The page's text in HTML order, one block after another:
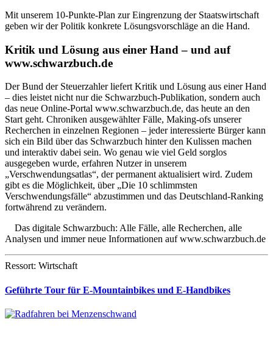
Mit unserem 10-Punkte-Plan zur Eingrenzung der Staatswirtschaft
geben wir der Politik konkrete Lösungsvorschläge an die Hand.
Kritik und Lösung aus einer Hand – und auf
www.schwarzbuch.de
Der Bund der Steuerzahler liefert Kritik und Lösung aus einer Hand
– dies leistet nicht nur die Schwarzbuch-Publikation, sondern auch
das neue Online-Portal www.schwarzbuch.de, das heute an den
Start geht. Chroniken ausgewählter Fälle, Making-ofs unserer
Recherchen in einzelnen Regionen – jeder interessierte Bürger kann
sich ein Bild über das Schwarzbuch hinter den Kulissen machen
und interaktiv dabei sein. Wo genau wie viel Geld sorglos
ausgegeben wurde, erfahren Nutzer in unserem
„Verschwendungsatlas“, der permanent aktualisiert wird. Zudem
gibt es die Möglichkeit, über „Die 10 schlimmsten
Verschwendungsfälle“ abzustimmen und das Deutschland-Ranking
fortwährend zu verändern.
Das digitale Schwarzbuch: Alle Fälle, alle Recherchen, alle
Analysen und immer neue Informationen auf www.schwarzbuch.de
Ressort: Wirtschaft
Geführte Tour für E-Mountainbikes und E-Handbikes